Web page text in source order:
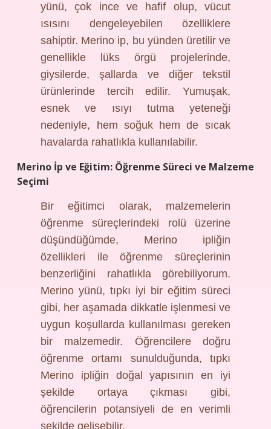
yünü, çok ince ve hafif olup, vücut
ısısını dengeleyebilen özelliklere
sahiptir. Merino ip, bu yünden üretilir ve
genellikle lüks örgü projelerinde,
giysilerde, şallarda ve diğer tekstil
ürünlerinde tercih edilir. Yumuşak,
esnek ve ısıyı tutma yeteneği
nedeniyle, hem soğuk hem de sıcak
havalarda rahatlıkla kullanılabilir.
Merino İp ve Eğitim: Öğrenme Süreci ve Malzeme
Seçimi
Bir eğitimci olarak, malzemelerin
öğrenme süreçlerindeki rolü üzerine
düşündüğümde, Merino ipliğin
özellikleri ile öğrenme süreçlerinin
benzerliğini rahatlıkla görebiliyorum.
Merino yünü, tıpkı iyi bir eğitim süreci
gibi, her aşamada dikkatle işlenmesi ve
uygun koşullarda kullanılması gereken
bir malzemedir. Öğrencilere doğru
öğrenme ortamı sunulduğunda, tıpkı
Merino ipliğin doğal yapısının en iyi
şekilde ortaya çıkması gibi,
öğrencilerin potansiyeli de en verimli
şekilde gelişebilir.